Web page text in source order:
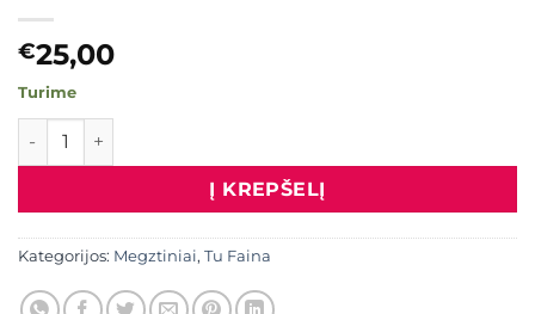
€25,00
Turime
produkto kiekis: Golfas su skeltukais, šokolado spalva
Į KREPŠELĮ
Kategorijos: Megztiniai, Tu Faina